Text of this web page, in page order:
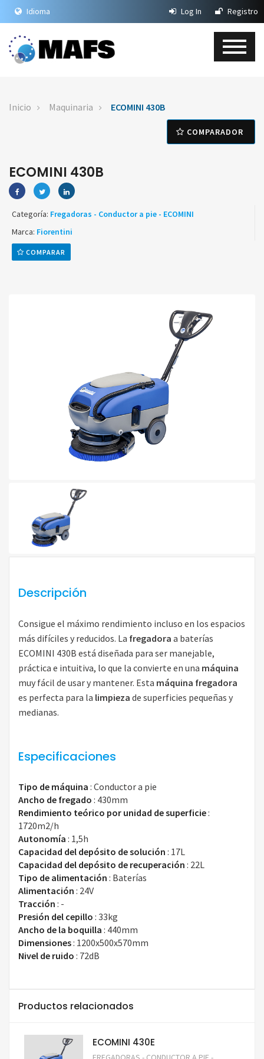
Idioma Log In Registro
Inicio Maquinaria ECOMINI 430B
COMPARADOR
ECOMINI 430B
Categoría: Fregadoras - Conductor a pie - ECOMINI
Marca: Fiorentini
COMPARAR
Descripción
Consigue el máximo rendimiento incluso en los espacios
más difíciles y reducidos. La fregadora a baterías
ECOMINI 430B está diseñada para ser manejable,
práctica e intuitiva, lo que la convierte en una máquina
muy fácil de usar y mantener. Esta máquina fregadora
es perfecta para la limpieza de superficies pequeñas y
medianas.
Especificaciones
Tipo de máquina : Conductor a pie
Ancho de fregado : 430mm
Rendimiento teórico por unidad de superficie:
1720m2/h
Autonomía : 1,5h
Capacidad del depósito de solución : 17L
Capacidad del depósito de recuperación : 22L
Tipo de alimentación : Baterías
Alimentación : 24V
Tracción : -
Presión del cepillo : 33kg
Ancho de la boquilla : 440mm
Dimensiones: 1200x500x570mm
Nivel de ruido : 72dB
Productos relacionados
ECOMINI 430E